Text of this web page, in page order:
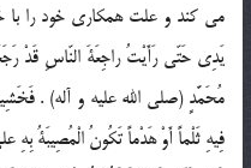
مي كند و علت همكاري خود را با
يَدِي حَتّي رَأَيْتُ راجِعَةَ النّاسِ قَدْ
مُحَمَّدٍ (صلی الله علیه و آله) .
فِيهِ ثَلْماً أَوْ هَدْماً تَكُونُ الْمُصِيبَةُ